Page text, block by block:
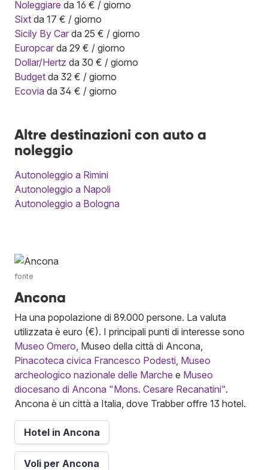
Noleggiare da 16 € / giorno
Sixt da 17 € / giorno
Sicily By Car da 25 € / giorno
Europcar da 29 € / giorno
Dollar/Hertz da 30 € / giorno
Budget da 32 € / giorno
Ecovia da 34 € / giorno
Altre destinazioni con auto a
noleggio
Autonoleggio a Rimini
Autonoleggio a Napoli
Autonoleggio a Bologna
fonte
Ancona
Ha una popolazione di 89.000 persone. La valuta
utilizzata è euro (€). I principali punti di interesse sono
Museo Omero , Museo della città di Ancona,
Pinacoteca civica Francesco Podesti Museo
archeologico nazionale delle Marche e Museo
diocesano di Ancona "Mons. Cesare Recanatini".
Ancona è un città a Italia, dove Trabber offre 13 hotel.
Hotel in Ancona
Voli per Ancona